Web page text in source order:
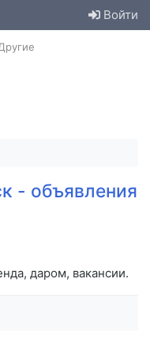
Войти
- объявления
даром, вакансии.